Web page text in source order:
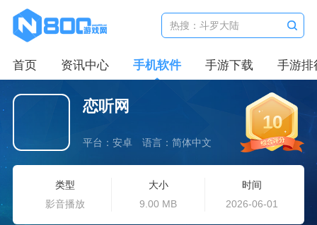
首页 资讯中心 手机软件 手游下载 手游排
恋听网
平台：安卓 语言：简体中文
10
类型
影音播放
大小
9.00 MB
时间
2026-06-01